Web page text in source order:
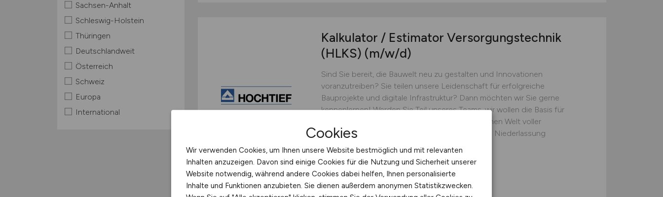
Sachsen-Anhalt
Schleswig-Holstein
Thüringen
Deutschlandweit
Österreich
Schweiz
Europa
International
Kalkulator / Estimator Versorgungstechnik
(HLKS) (m/w/d)
Sind Sie bereit, die Bauwelt neu zu gestalten und Innovationen
voranzutreiben? Sie teilen unsere Leidenschaft für erfolgreiche
Bauprojekte und digitale Infrastruktur? Dann möchten wir Sie gerne
kennenlernen! Werden Sie Teil unseres Teams, wir wollen die Basis für
die digitale Zukunft schaffen! In einer dynamischen Welt voller
Innovation und Fortschritt suchen wir für unsere Niederlassung
Building...
HOCHTIEF Infrastructure GmbH
vor 2 Tagen Düsseldorf
Cookies
Wir verwenden Cookies, um Ihnen unsere Website bestmöglich und mit relevanten
Inhalten anzuzeigen. Davon sind einige Cookies für die Nutzung und Sicherheit unserer
Website notwendig, während andere Cookies dabei helfen, Ihnen personalisierte
Inhalte und Funktionen anzubieten. Sie dienen außerdem anonymen Statistikzwecken.